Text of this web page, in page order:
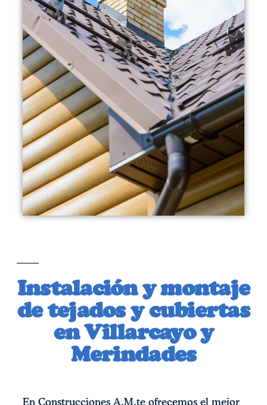
Instalación y montaje
de tejados y cubiertas
en Villarcayo y
Merindades
En Construcciones A.M.te ofrecemos el mejor